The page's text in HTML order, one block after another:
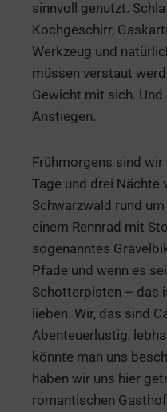
sinnvoll genutzt.
Kochgeschirr,
Werkzeug und
müssen verstaut
Gewicht mit sich.
Anstiegen.
Frühmorgens sind
Tage und drei Nächte
Schwarzwald rund
einem Rennrad mit
sogenanntes
Pfade und wenn es
Schotterpisten – das
lieben. Wir, das sind
Abenteuerlustig,
könnte man uns
haben wir uns hier
romantischen